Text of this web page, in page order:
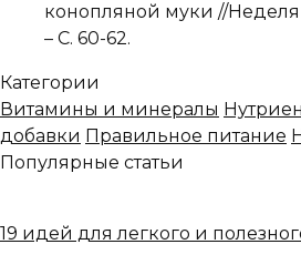
конопляной муки //Неделя
– С. 60-62.
Категории
Витамины и минералы
добавки Правильное питание
Популярные статьи
19 идей для легкого и